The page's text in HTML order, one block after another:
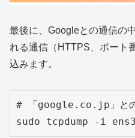
最後に、Googleとの通信の
れる通信（HTTPS、ポート
込みます。
# 「google.co.jp」との
sudo tcpdump -i